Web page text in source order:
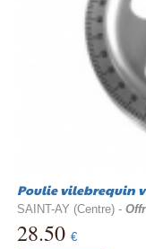
Poulie vilebrequin
SAINT-AY (Centre) -
28.50 €